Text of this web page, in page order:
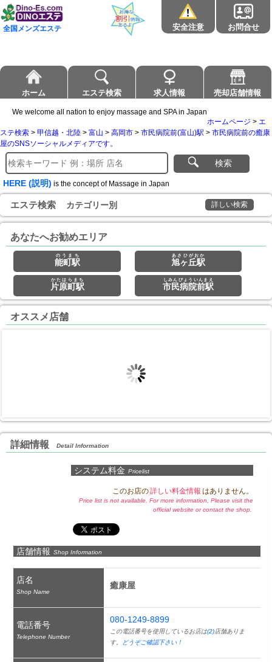
全国メンズエステ 安全注意 お問合せ
ホーム エステ検索 求人情報 売却店舗情報
We welcome all nation to enjoy massage and SPA in Japan
ホームページ > エ
ステ検索 > 甲信越・北陸 > 富山 > 高岡市 > 市民病院前(富山)駅 > 市民病院前の癒康
屋のSNSソーシャルメディアです。
検索
HERE (説明) is the concept of Massage in Japan
エステ検索 カテゴリー別 詳しい検索
あなたへお勧めエリア
能町駅
のうまち
旭ヶ丘駅
あさひがおか
片原町駅
かたはらまち
市民病院前駅
しみんびょういんまえ
オススメ店舗
詳細情報 Detail Information
システム料金 Pricelist
このお店の詳しい料金情報 はありません。
Price list is not available. For more information, Please visit the
official website or contact the shop.
店舗情報 Shop Information
店名
Shop Name
癒康屋
電話番号
Telephone Number
080-1249-8899
この電話番号を使用しているお店は(2)店舗ありま
す。
どうぞご確認下さい！